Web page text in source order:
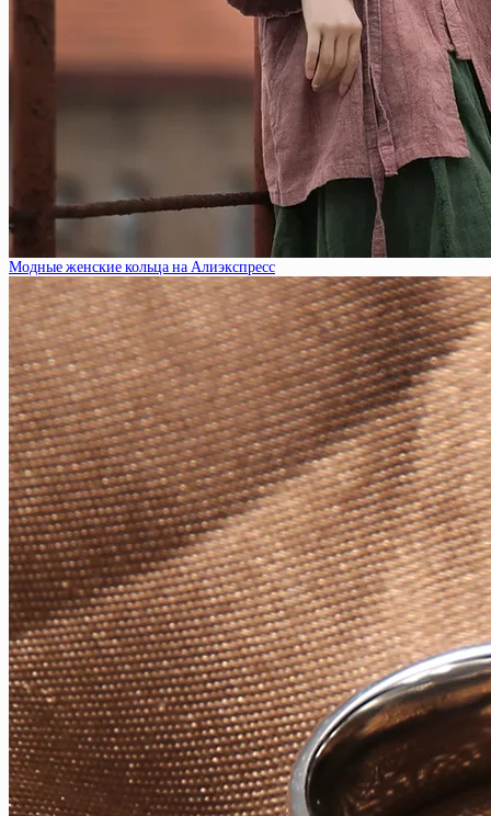
Модные женские кольца на Алиэкспресс